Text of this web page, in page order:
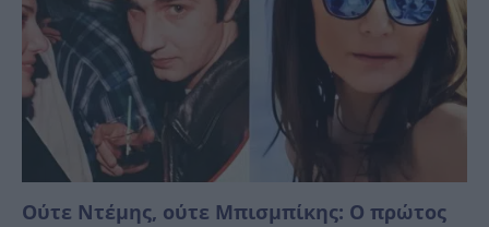
Ούτε Ντέμης, ούτε Μπισμπίκης: Ο πρώτος